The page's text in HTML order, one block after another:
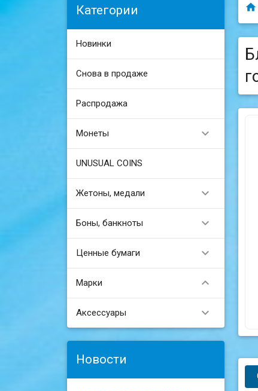
Категории
Новинки
Снова в продаже
Распродажа
Монеты 
UNUSUAL COINS
Жетоны, медали 
Боны, банкноты 
Ценные бумаги 
Марки 
Аксессуары 
Новости
